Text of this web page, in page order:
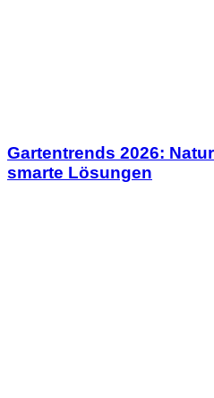
Gartentrends 2026:
smarte Lösungen